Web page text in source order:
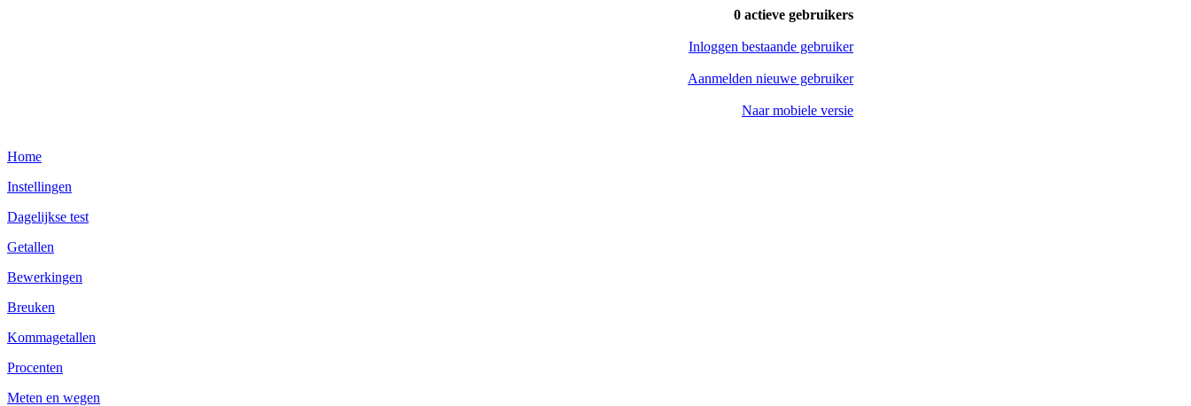
0 actieve gebruikers
Inloggen bestaande gebruiker
Aanmelden nieuwe gebruiker
Naar mobiele versie
Home
Instellingen
Dagelijkse test
Getallen
Bewerkingen
Breuken
Kommagetallen
Procenten
Meten en wegen